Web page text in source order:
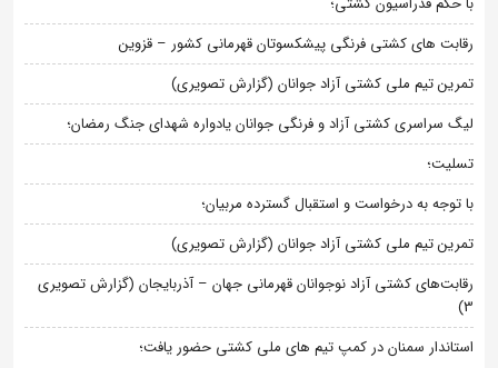
رقابت های کشتی فرنگی پیشکسوتان قهرمانی کشور – قزوین
تمرین تیم ملی کشتی آزاد جوانان (گزارش تصویری)
لیگ سراسری کشتی آزاد و فرنگی جوانان یادواره شهدای جنگ رمضان؛
تسلیت؛
با توجه به درخواست و استقبال گسترده مربیان؛
تمرین تیم ملی کشتی آزاد جوانان (گزارش تصویری)
رقابت‌های کشتی آزاد نوجوانان قهرمانی جهان – آذربایجان (گزارش تصویری
3)
استاندار سمنان در کمپ تیم های ملی کشتی حضور یافت؛